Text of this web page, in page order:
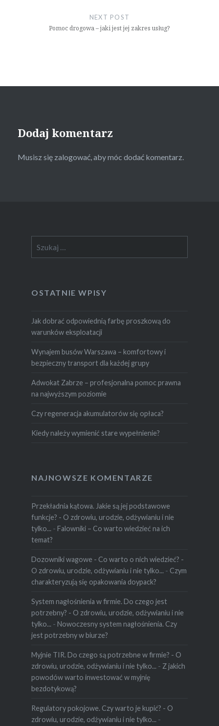
NEXT POST
Pomoc drogowa – jaki jest jej zakres usług?
Dodaj komentarz
Musisz się zalogować, aby móc dodać komentarz.
OSTATNIE WPISY
Jak dobrać odpowiednią farbę proszkową do
warunków eksploatacji
Wynajem busów Warszawa – komfortowy i
bezpieczny transport dla każdej grupy
Adwokat Zabrze – profesjonalna pomoc prawna
na najwyższym poziomie
Czy regeneracja akumulatorów się opłaca?
Kiedy należy wymienić stare wypełnienie?
NAJNOWSZE KOMENTARZE
Przekładnia kątowa. Jakie są jej podstawowe
funkcje? - O zdrowiu, urodzie, odżywianiu i nie
tylko... - Falowniki – Co warto wiedzieć na ich
temat?
Dozowniki wagowe - Co warto o nich wiedzieć? -
O zdrowiu, urodzie, odżywianiu i nie tylko... - Czym
charakteryzują się opakowania doypack?
System nagłośnienia w firmie. Do czego jest
potrzebny? - O zdrowiu, urodzie, odżywianiu i nie
tylko... - Nowoczesny system nagłośnienia. Czy
jest potrzebny w biurze?
Myjnie TIR. Do czego są potrzebne w firmie? - O
zdrowiu, urodzie, odżywianiu i nie tylko... - Z jakich
powodów warto inwestować w myjnię
bezdotykową?
Regulatory pokojowe. Czy warto je kupić? - O
zdrowiu, urodzie, odżywianiu i nie tylko... -